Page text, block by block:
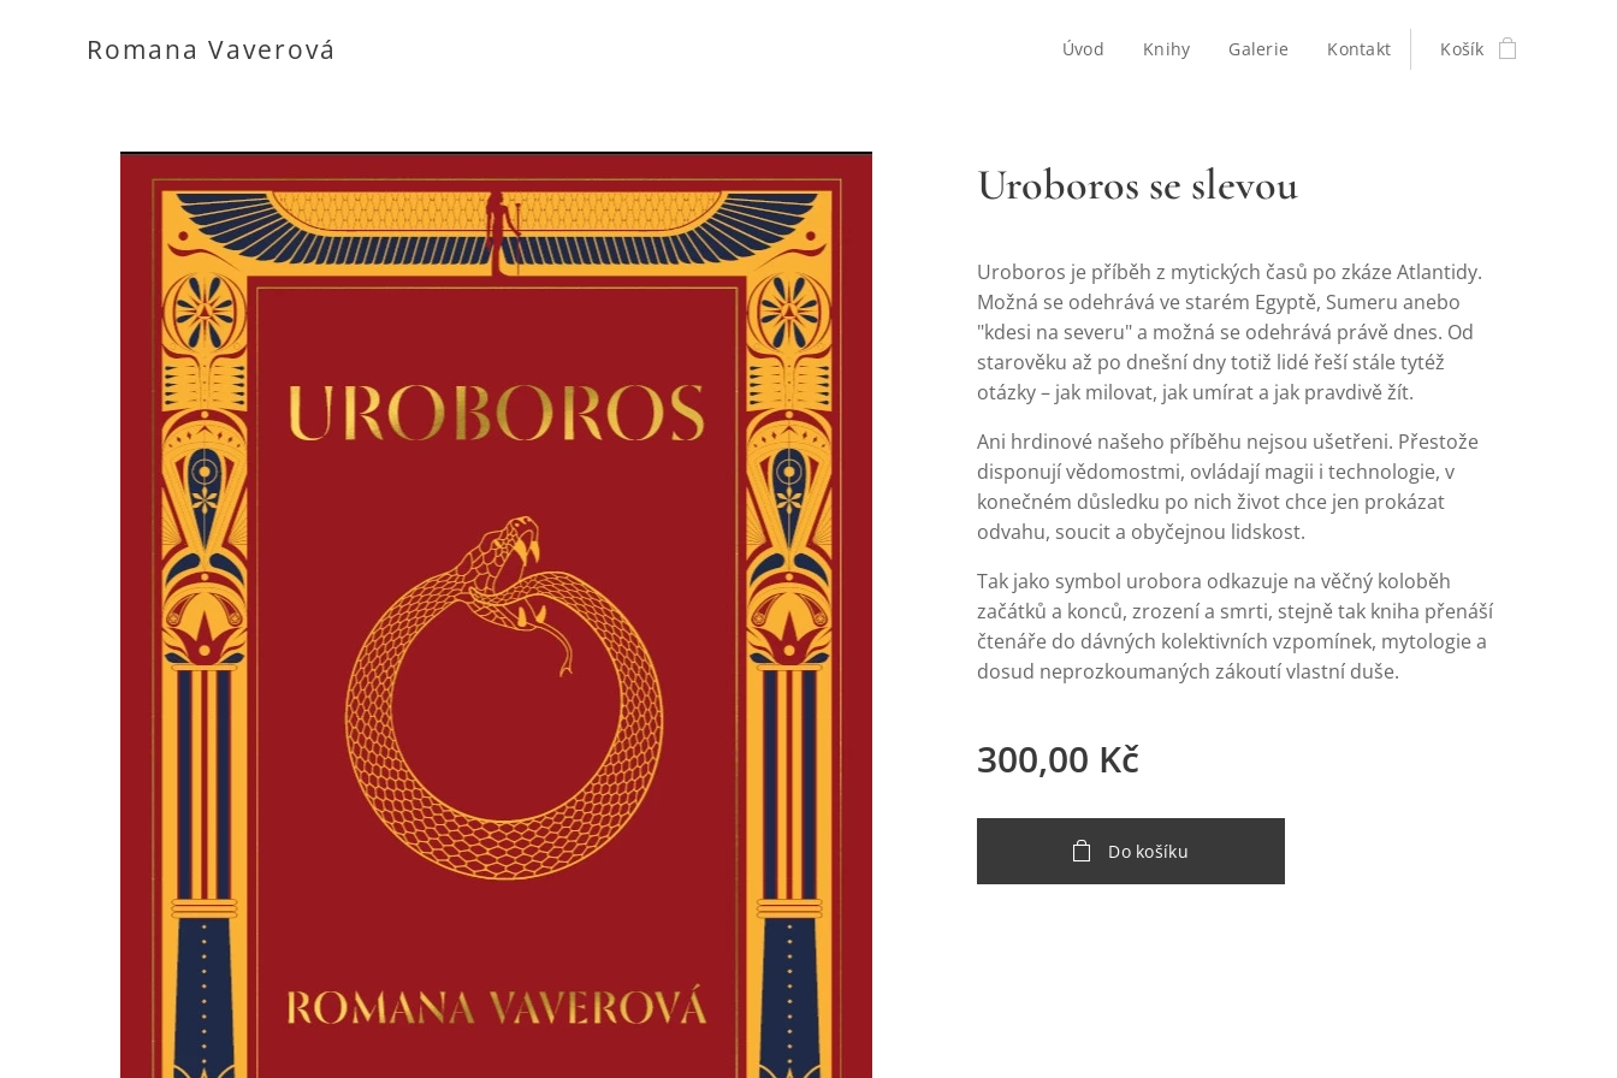
Romana Vaverová Úvod Knihy Galerie Kontakt Košík
Uroboros se slevou
Uroboros je příběh z mytických časů po zkáze Atlantidy.
Možná se odehrává ve starém Egyptě, Sumeru anebo
"kdesi na severu" a možná se odehrává právě dnes. Od
starověku až po dnešní dny totiž lidé řeší stále tytéž
otázky – jak milovat, jak umírat a jak pravdivě žít.
Ani hrdinové našeho příběhu nejsou ušetřeni. Přestože
disponují vědomostmi, ovládají magii i technologie, v
konečném důsledku po nich život chce jen prokázat
odvahu, soucit a obyčejnou lidskost.
Tak jako symbol urobora odkazuje na věčný koloběh
začátků a konců, zrození a smrti, stejně tak kniha přenáší
čtenáře do dávných kolektivních vzpomínek, mytologie a
dosud neprozkoumaných zákoutí vlastní duše.
300,00 Kč
Do košíku